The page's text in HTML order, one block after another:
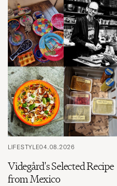
LIFESTYLE04.08.2026
Videgård's Selected Recipe
from Mexico